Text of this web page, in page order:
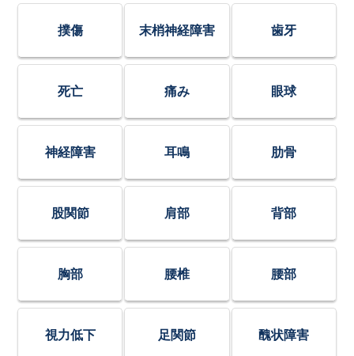
撲傷 末梢神経障害 歯牙
死亡 痛み 眼球
神経障害 耳鳴 肋骨
股関節 肩部 背部
胸部 腰椎 腰部
視力低下 足関節 醜状障害